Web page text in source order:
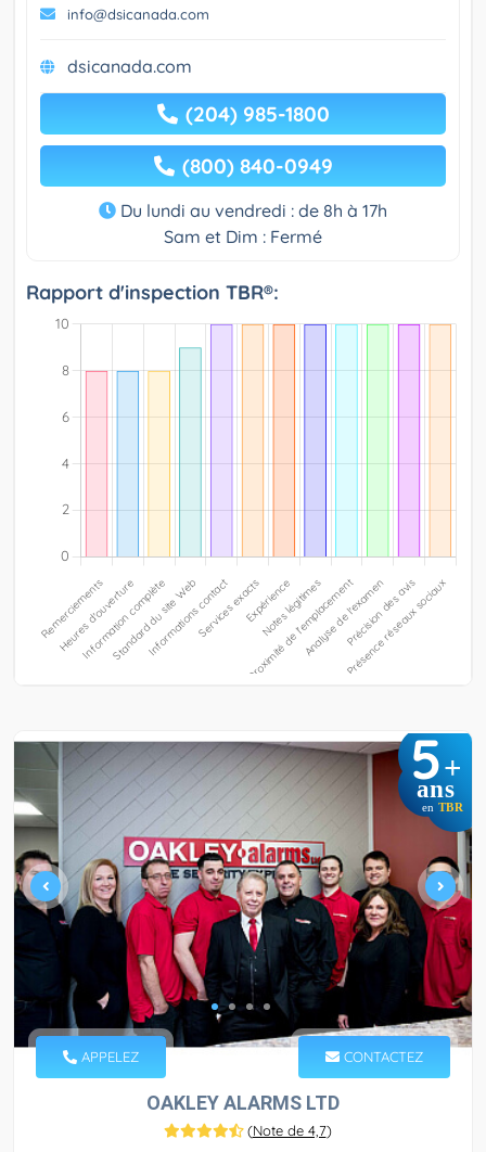
info@dsicanada.com
dsicanada.com
(204) 985-1800
(800) 840-0949
Du lundi au vendredi : de 8h à 17h
Sam et Dim : Fermé
Rapport d'inspection TBR®:
5+
ans
en TBR
APPELEZ CONTACTEZ
OAKLEY ALARMS LTD
(Note de 4,7)